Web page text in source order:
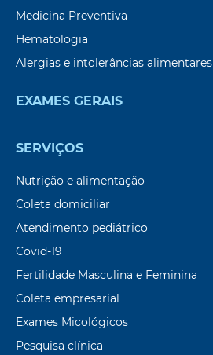
Medicina Preventiva
Hematologia
Alergias e intolerâncias alimentares
EXAMES GERAIS
SERVIÇOS
Nutrição e alimentação
Coleta domiciliar
Atendimento pediátrico
Covid-19
Fertilidade Masculina e Feminina
Coleta empresarial
Exames Micológicos
Pesquisa clínica